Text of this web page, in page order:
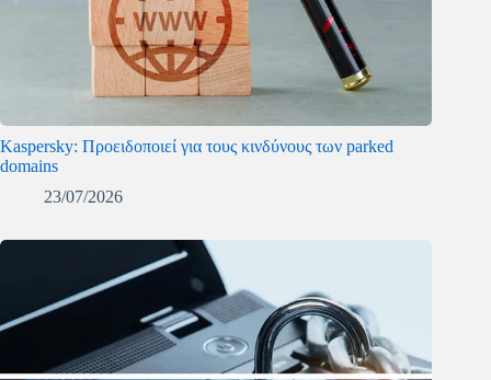
Kaspersky: Προειδοποιεί για τους κινδύνους των parked
domains
23/07/2026